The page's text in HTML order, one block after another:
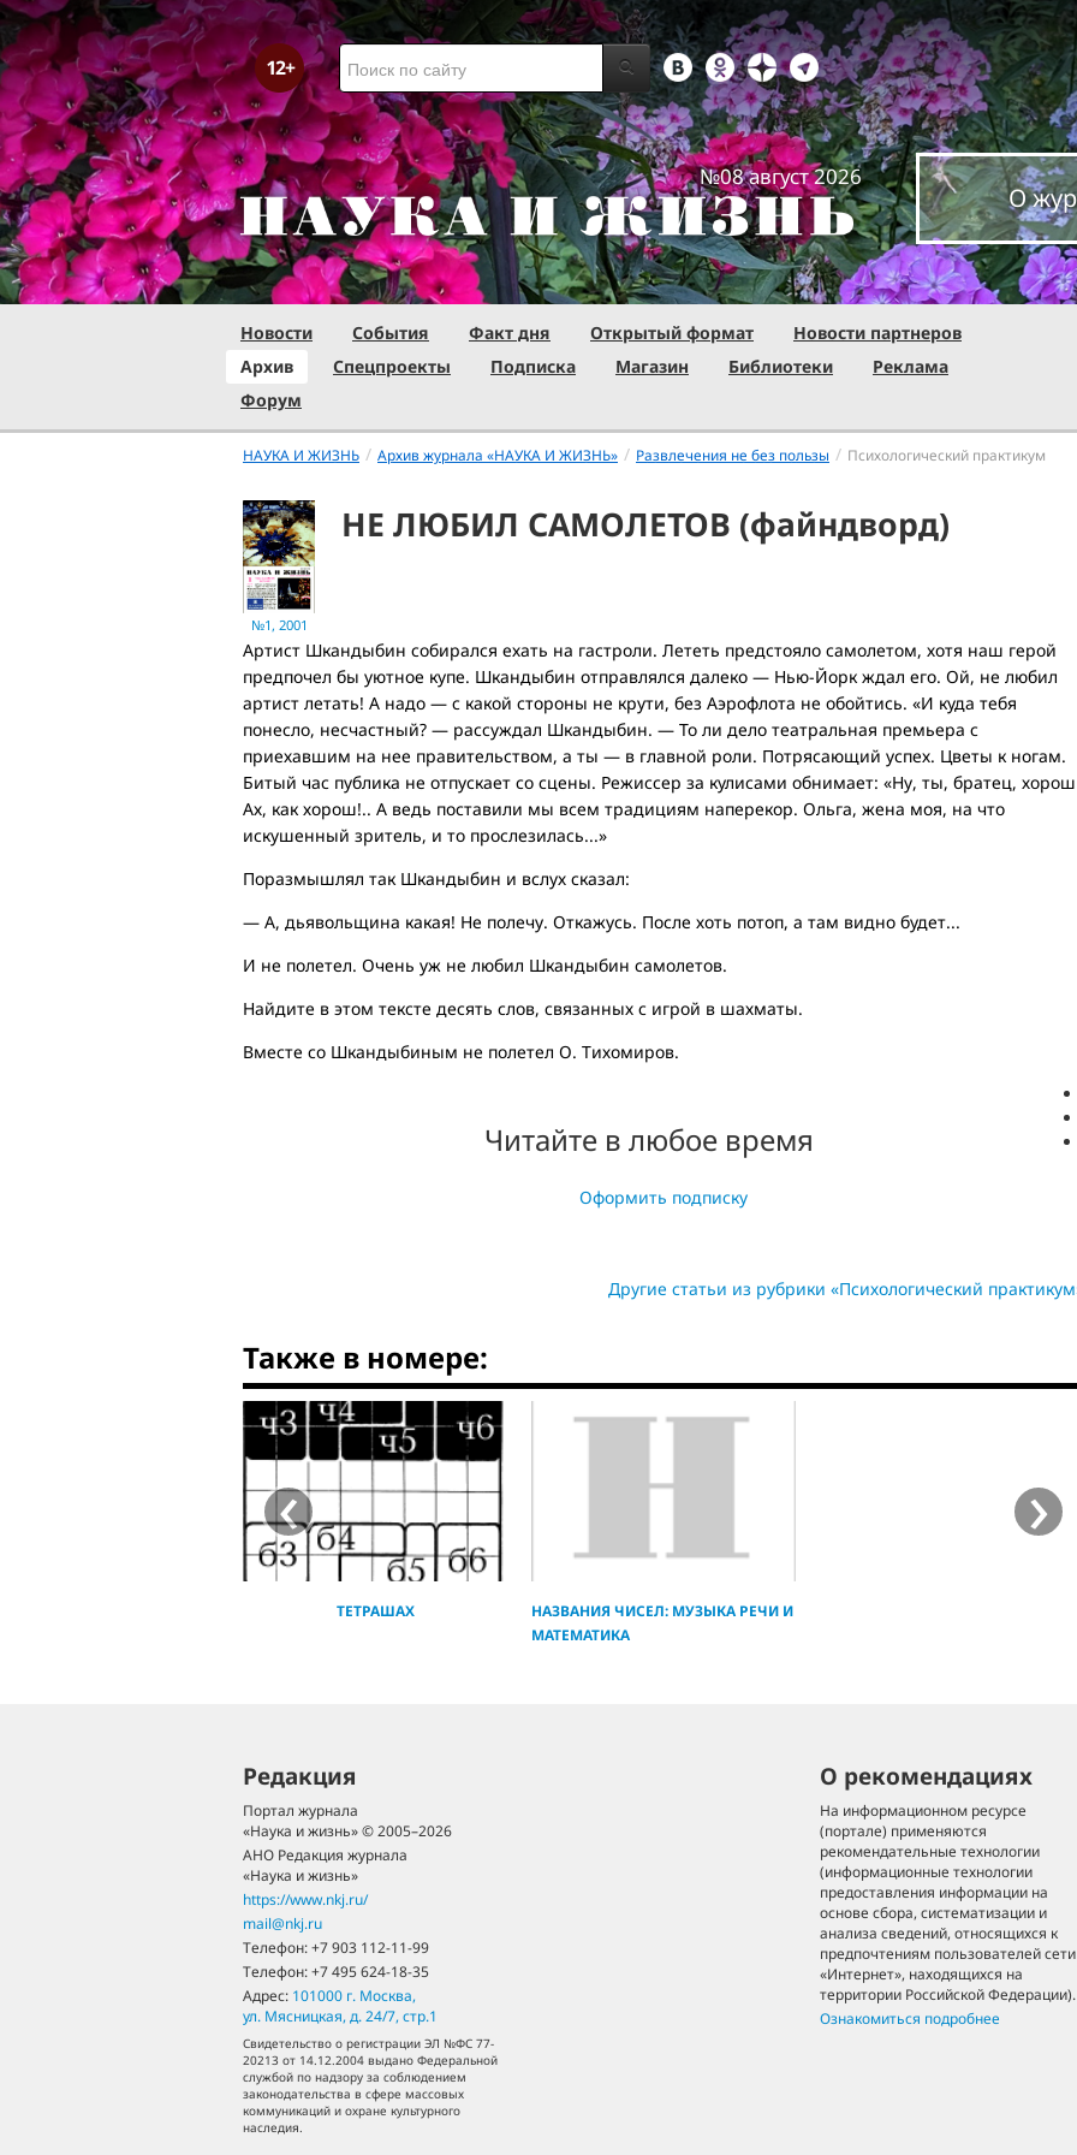
№08 август 2026
О
Новости События Факт дня Открытый формат
Новости партнеров
Архив
Спецпроекты Подписка Магазин Библиотеки
Реклама
Форум
НАУКА И ЖИЗНЬ / Архив журнала «НАУКА И ЖИЗНЬ» / Развлечения не без пользы / Психологический практикум
№1, 2001
НЕ ЛЮБИЛ САМОЛЕТОВ (файндворд)
Артист Шкандыбин собирался ехать на гастроли. Лететь предстояло самолетом, хотя наш герой
предпочел бы уютное купе. Шкандыбин отправлялся далеко — Нью-Йорк ждал его. Ой, не любил
артист летать! А надо — с какой стороны не крути, без Аэрофлота не обойтись. «И куда тебя
понесло, несчастный? — рассуждал Шкандыбин. — То ли дело театральная премьера с
приехавшим на нее правительством, а ты — в главной роли. Потрясающий успех. Цветы к ногам.
Битый час публика не отпускает со сцены. Режиссер за кулисами обнимает: «Ну, ты, братец,
Ах, как хорош!.. А ведь поставили мы всем традициям наперекор. Ольга, жена моя, на что
искушенный зритель, и то прослезилась...»
Поразмышлял так Шкандыбин и вслух сказал:
— А, дьявольщина какая! Не полечу. Откажусь. После хоть потоп, а там видно будет...
И не полетел. Очень уж не любил Шкандыбин самолетов.
Найдите в этом тексте десять слов, связанных с игрой в шахматы.
Вместе со Шкандыбиным не полетел О. Тихомиров.
Читайте в любое время
Оформить подписку
Другие статьи из рубрики «Психологический
Также в номере:
ТЕТРАШАХ
НАЗВАНИЯ ЧИСЕЛ: МУЗЫКА РЕЧИ И
МАТЕМАТИКА
‹ ›
Редакция
Портал журнала
«Наука и жизнь» © 2005–2026
АНО Редакция журнала
«Наука и жизнь»
https://www.nkj.ru/
mail@nkj.ru
Телефон:+7 903 112-11-99
Телефон:+7 495 624-18-35
Адрес: 101000 г. Москва,
ул. Мясницкая, д. 24/7, стр.1
Свидетельство о регистрации ЭЛ №ФС 77-
20213 от 14.12.2004 выдано Федеральной
службой по надзору за соблюдением
законодательства в сфере массовых
коммуникаций и охране культурного
наследия.
О рекомендациях
На информационном ресурсе
(портале) применяются
рекомендательные технологии
(информационные технологии
предоставления информации на
основе сбора, систематизации и
анализа сведений, относящихся к
предпочтениям пользователей сети
«Интернет», находящихся на
территории Российской Федерации).
Ознакомиться подробнее